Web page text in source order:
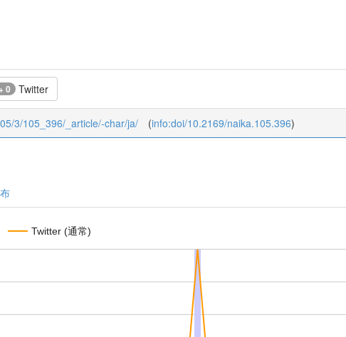
0 Twitter
3/105_396/_article/-char/ja/ (info:doi/10.2169/naika.105.396)
Twitter (通常)